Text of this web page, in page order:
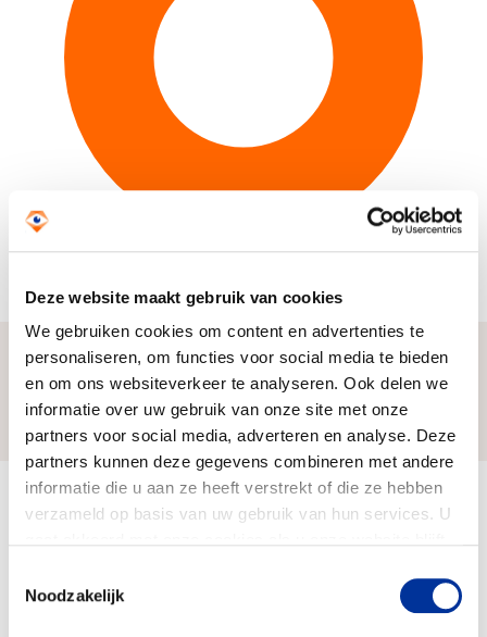
Deze website maakt gebruik van cookies
We gebruiken cookies om content en advertenties te
personaliseren, om functies voor social media te bieden
en om ons websiteverkeer te analyseren. Ook delen we
informatie over uw gebruik van onze site met onze
partners voor social media, adverteren en analyse. Deze
partners kunnen deze gegevens combineren met andere
informatie die u aan ze heeft verstrekt of die ze hebben
verzameld op basis van uw gebruik van hun services. U
Noodzakelijk
Zo komen wij aan ons geld
Onze inkomsten (2024)